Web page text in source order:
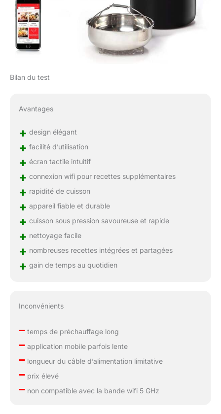
Bilan du test
Avantages
+ design élégant
+ facilité d’utilisation
+ écran tactile intuitif
+ connexion wifi pour recettes supplémentaires
+ rapidité de cuisson
+ appareil fiable et durable
+ cuisson sous pression savoureuse et rapide
+ nettoyage facile
+ nombreuses recettes intégrées et partagées
+ gain de temps au quotidien
Inconvénients
–temps de préchauffage long
–application mobile parfois lente
–longueur du câble d’alimentation limitative
–prix élevé
–non compatible avec la bande wifi 5 GHz